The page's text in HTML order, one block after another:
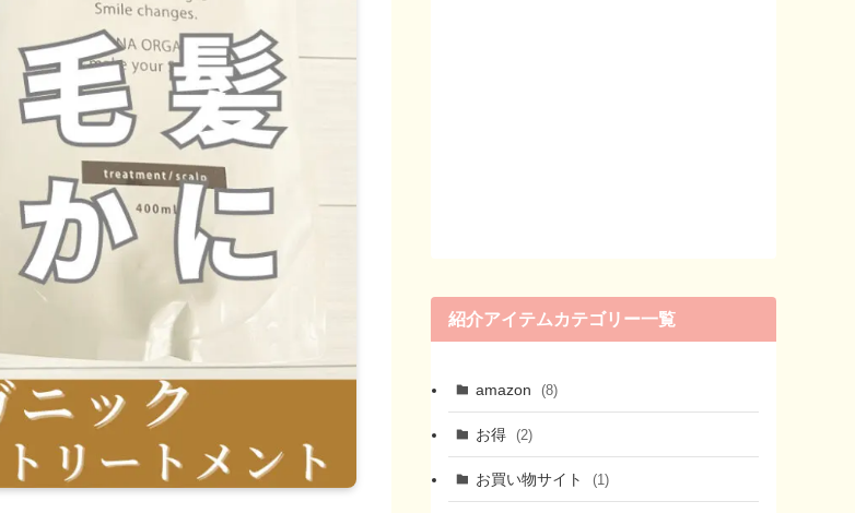
紹介アイテムカテゴリー一覧
amazon (8)
お得 (2)
お買い物サイト (1)